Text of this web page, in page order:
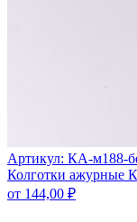
Артикул: КА-м188-
Колготки
от 144,00 ₽